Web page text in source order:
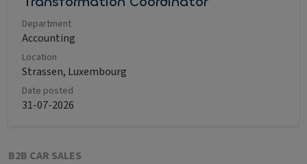
Department
Accounting
Location
Strassen, Luxembourg
Date posted
31-07-2026
B2B CAR SALES